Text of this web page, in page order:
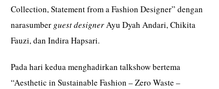
Collection, Statement from a Fashion Designer” dengan
narasumber guest designerAyu Dyah Andari, Chikita
Fauzi, dan Indira Hapsari.
Pada hari kedua menghadirkan talkshow bertema
“Aesthetic in Sustainable Fashion – Zero Waste –